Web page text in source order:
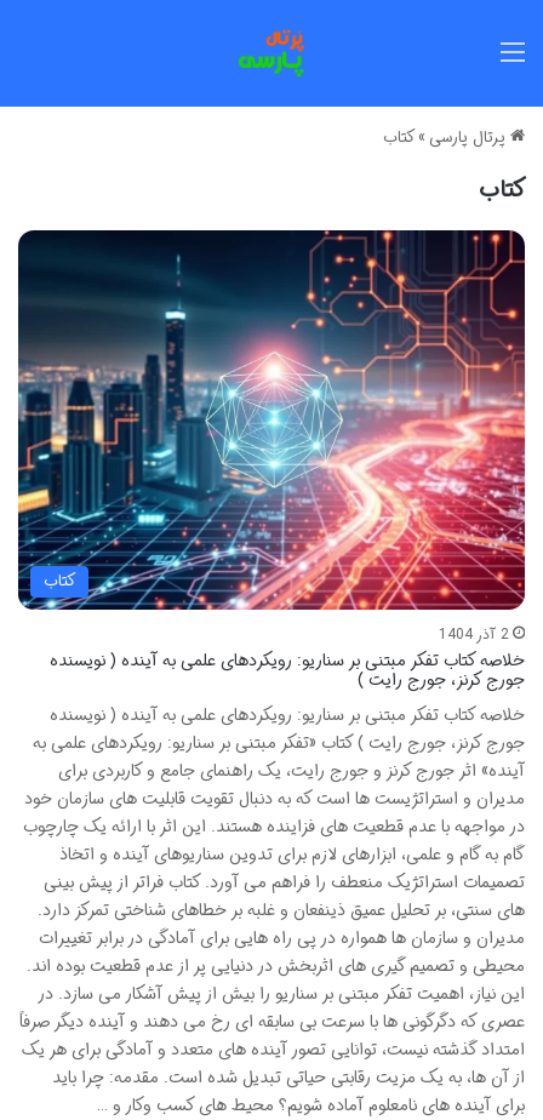
پرتال پارسی »کتاب
کتاب
کتاب
2 آذر 1404
خلاصه کتاب تفکر مبتنی بر سناریو: رویکردهای علمی به آینده ( نویسنده
جورج کرنز، جورج رایت )
خلاصه کتاب تفکر مبتنی بر سناریو: رویکردهای علمی به آینده ( نویسنده
جورج کرنز، جورج رایت ) کتاب «تفکر مبتنی بر سناریو: رویکردهای علمی به
آینده» اثر جورج کرنز و جورج رایت، یک راهنمای جامع و کاربردی برای
مدیران و استراتژیست ها است که به دنبال تقویت قابلیت های سازمان خود
در مواجهه با عدم قطعیت های فزاینده هستند. این اثر با ارائه یک چارچوب
گام به گام و علمی، ابزارهای لازم برای تدوین سناریوهای آینده و اتخاذ
تصمیمات استراتژیک منعطف را فراهم می آورد. کتاب فراتر از پیش بینی
های سنتی، بر تحلیل عمیق ذینفعان و غلبه بر خطاهای شناختی تمرکز دارد.
مدیران و سازمان ها همواره در پی راه هایی برای آمادگی در برابر تغییرات
محیطی و تصمیم گیری های اثربخش در دنیایی پر از عدم قطعیت بوده اند.
این نیاز، اهمیت تفکر مبتنی بر سناریو را بیش از پیش آشکار می سازد. در
عصری که دگرگونی ها با سرعت بی سابقه ای رخ می دهند و آینده دیگر صرفاً
امتداد گذشته نیست، توانایی تصور آینده های متعدد و آمادگی برای هر یک
از آن ها، به یک مزیت رقابتی حیاتی تبدیل شده است. مقدمه: چرا باید
برای آینده های نامعلوم آماده شویم؟ محیط های کسب وکار و …